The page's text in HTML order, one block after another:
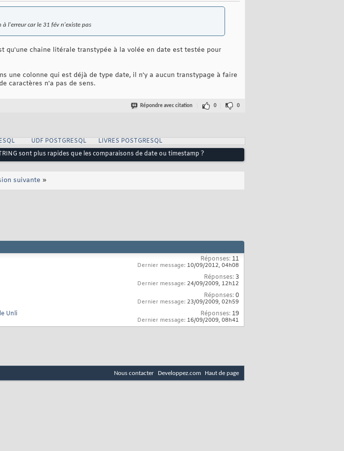
l'erreur car le 31 fév n'existe pas
qu'une chaine litérale transtypée à la volée en date est testée pour
une colonne qui est déjà de type date, il n'y a aucun transtypage à faire
caractères n'a pas de sens.
Répondre avec citation 0 0
UDF POSTGRESQL
LIVRES POSTGRESQL
sont plus rapides que les comparaisons de date ou timestamp ?
suivante »
Réponses: 11
Dernier message: 10/09/2012, 04h08
Réponses: 3
Dernier message: 24/09/2009, 12h12
Réponses:0
Dernier message: 23/09/2009, 02h59
Unli Réponses: 19
Dernier message: 16/09/2009, 08h41
Nous contacter Developpez.com Haut de page